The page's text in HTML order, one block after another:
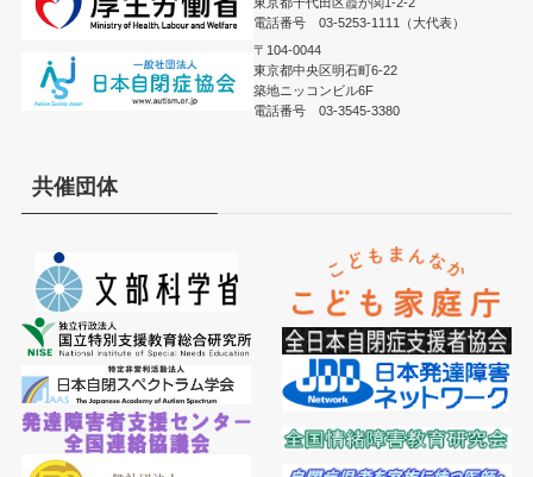
電話番号 03-5253-1111（大代表）
〒104-0044
東京都中央区明石町6-22
築地ニッコンビル6F
電話番号 03-3545-3380
共催団体